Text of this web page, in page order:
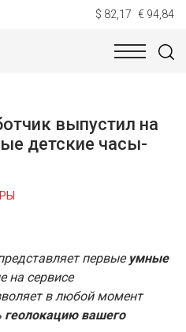
$ 82,17 € 94,84
выпустил на
детские часы-
первые умные
на сервисе
в любой момент
геолокацию вашего